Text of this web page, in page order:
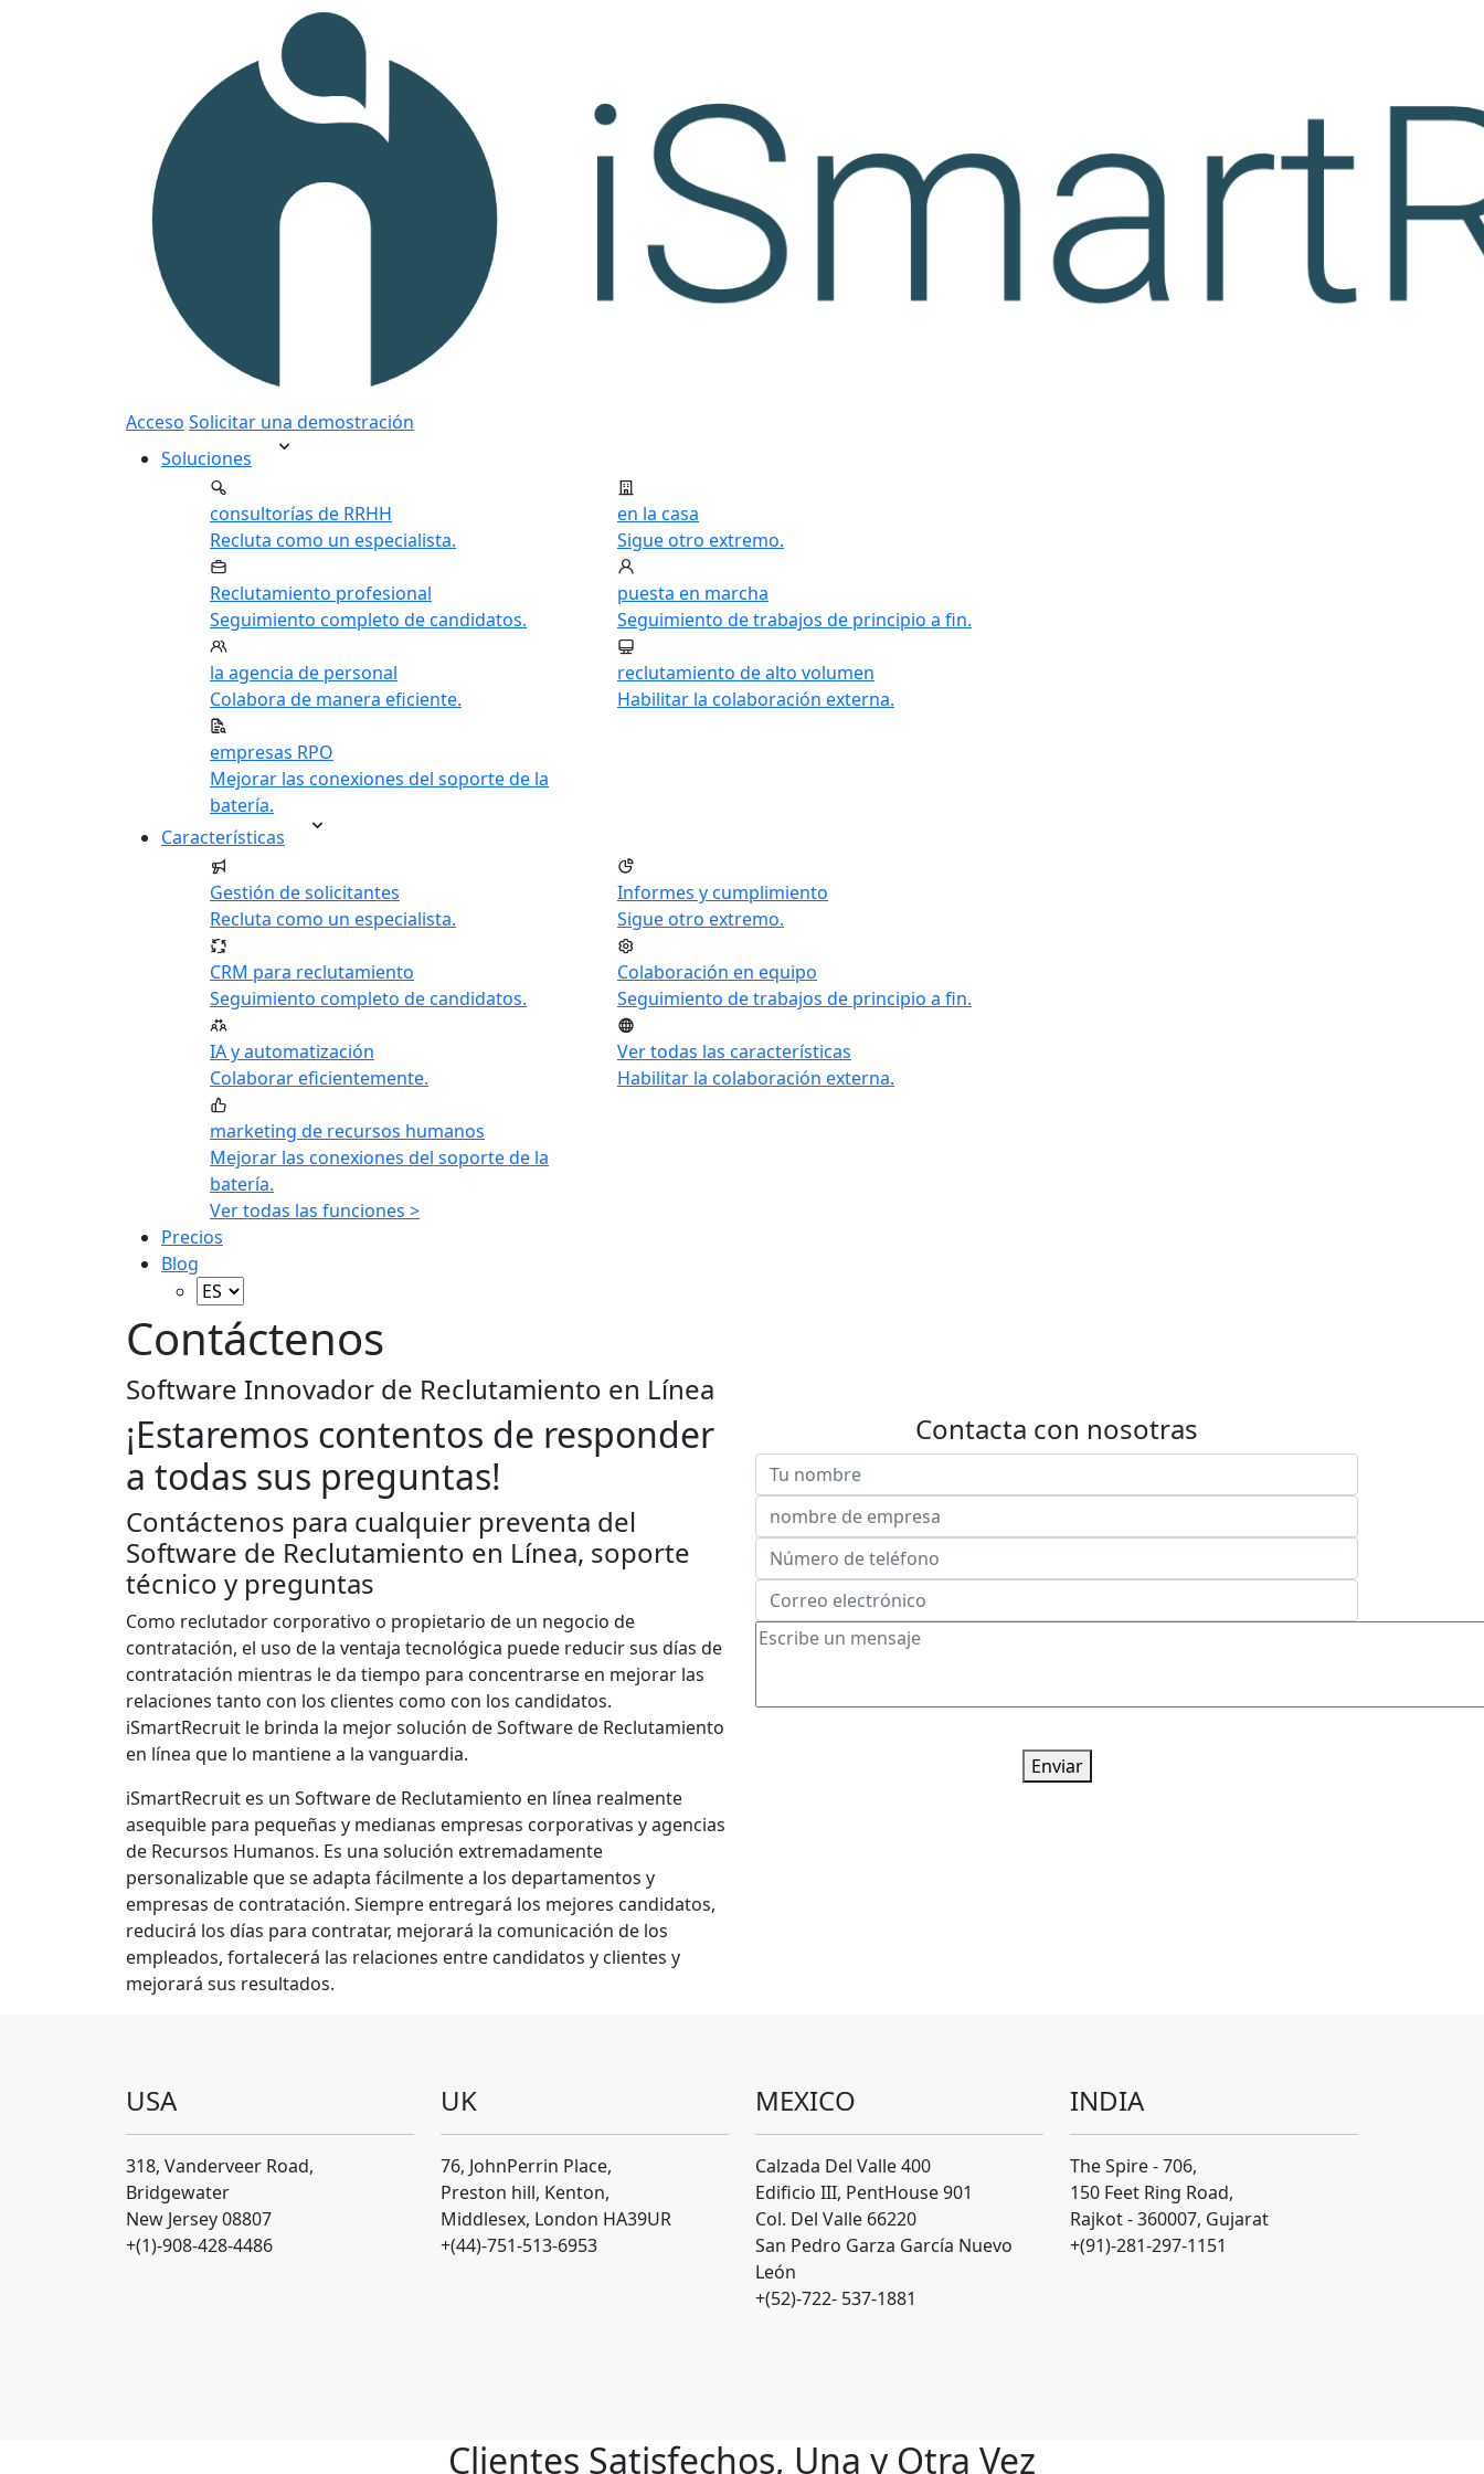
Acceso Solicitar una demostración
Soluciones
consultorías de RRHH
Recluta como un especialista.
Reclutamiento profesional
Seguimiento completo de candidatos.
la agencia de personal
Colabora de manera eficiente.
empresas RPO
Mejorar las conexiones del soporte de la
batería.
en la casa
Sigue otro extremo.
puesta en marcha
Seguimiento de trabajos de principio a fin.
reclutamiento de alto volumen
Habilitar la colaboración externa.
Características
Gestión de solicitantes
Recluta como un especialista.
CRM para reclutamiento
Seguimiento completo de candidatos.
IA y automatización
Colaborar eficientemente.
marketing de recursos humanos
Mejorar las conexiones del soporte de la
batería.
Informes y cumplimiento
Sigue otro extremo.
Colaboración en equipo
Seguimiento de trabajos de principio a fin.
Ver todas las características
Habilitar la colaboración externa.
Ver todas las funciones >
Precios
Blog
Contáctenos
Software Innovador de Reclutamiento en Línea
¡Estaremos contentos de responder
a todas sus preguntas!
Contáctenos para cualquier preventa del
Software de Reclutamiento en Línea, soporte
técnico y preguntas
Como reclutador corporativo o propietario de un negocio de
contratación, el uso de la ventaja tecnológica puede reducir sus días de
contratación mientras le da tiempo para concentrarse en mejorar las
relaciones tanto con los clientes como con los candidatos.
iSmartRecruit le brinda la mejor solución de Software de Reclutamiento
en línea que lo mantiene a la vanguardia.
iSmartRecruit es un Software de Reclutamiento en línea realmente
asequible para pequeñas y medianas empresas corporativas y agencias
de Recursos Humanos. Es una solución extremadamente
personalizable que se adapta fácilmente a los departamentos y
empresas de contratación. Siempre entregará los mejores candidatos,
reducirá los días para contratar, mejorará la comunicación de los
empleados, fortalecerá las relaciones entre candidatos y clientes y
mejorará sus resultados.
Contacta con nosotras
Enviar
USA
318, Vanderveer Road,
Bridgewater
New Jersey 08807
+(1)-908-428-4486
UK
76, JohnPerrin Place,
Preston hill, Kenton,
Middlesex, London HA39UR
+(44)-751-513-6953
MEXICO
Calzada Del Valle 400
Edificio III, PentHouse 901
Col. Del Valle 66220
San Pedro Garza García Nuevo
León
+(52)-722- 537-1881
INDIA
The Spire - 706,
150 Feet Ring Road,
Rajkot - 360007, Gujarat
+(91)-281-297-1151
Clientes Satisfechos, Una y Otra Vez